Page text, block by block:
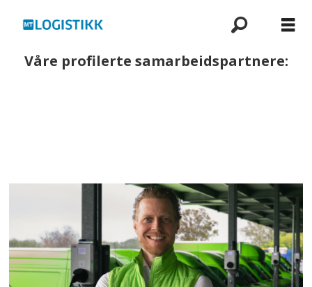
Våre profilerte samarbeidspartnere: